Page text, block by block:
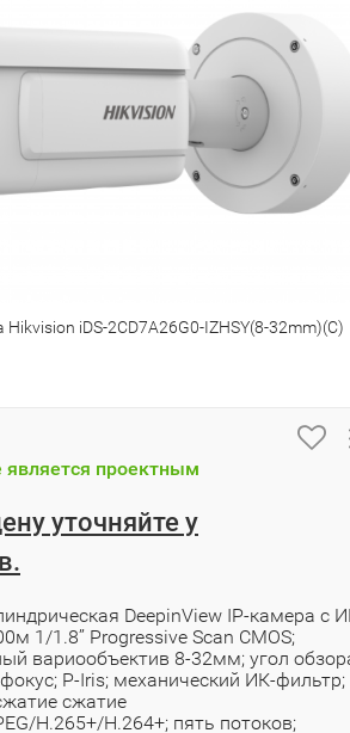
iDS-2CD7A26G0-IZHSY(8-32mm)(C)
является проектным
уточняйте у
DeepinView IP-камера с
1/1.8’’ Progressive Scan CMOS;
вариообъектив 8-32мм; угол
P-Iris; механический ИК-фильтр;
сжатие
H.265+/H.264+; пять потоков;